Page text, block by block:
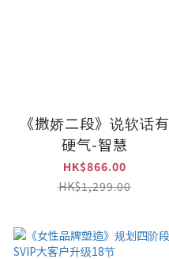
《撒娇二段》说软话有
硬气-智慧
HK$866.00
HK$1,299.00